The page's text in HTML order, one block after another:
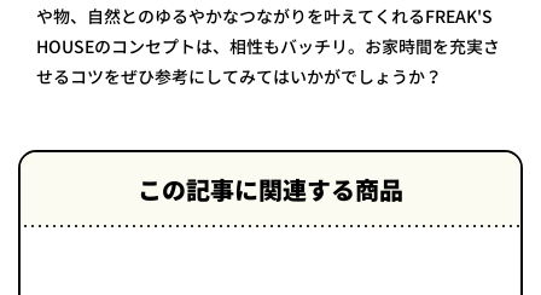
や物、自然とのゆるやかなつながりを叶えてくれるFREAK'S
HOUSEのコンセプトは、相性もバッチリ。お家時間を充実さ
せるコツをぜひ参考にしてみてはいかがでしょうか？
この記事に関連する商品